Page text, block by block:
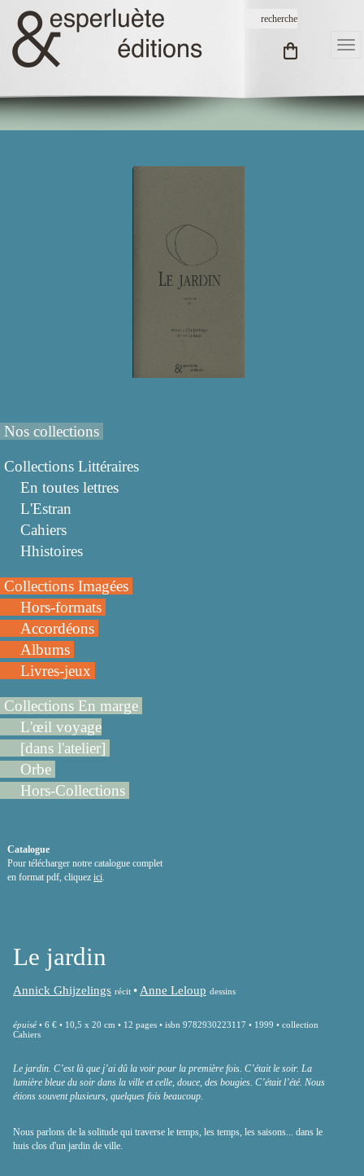
Nos collections
Collections Littéraires
En toutes lettres
L'Estran
Cahiers
Hhistoires
Collections Imagées
Hors-formats
Accordéons
Albums
Livres-jeux
Collections En marge
L'œil voyage
[dans l'atelier]
Orbe
Hors-Collections
Catalogue
Pour télécharger notre catalogue complet
en format pdf, cliquez ici
Le jardin
Annick Ghijzelings récit • Anne Leloup dessins
épuisé • 6 € • 10,5 x 20 cm • 12 pages • isbn 9782930223117 • 1999 • collection
Cahiers
Le jardin. C’est là que j’ai dû la voir pour la première fois. C’était le soir. La
lumière bleue du soir dans la ville et celle, douce, des bougies. C’était l’été. Nous
étions souvent plusieurs, quelques fois beaucoup.
Nous parlons de la solitude qui traverse le temps, les temps, les saisons... dans le
huis clos d'un jardin de ville.